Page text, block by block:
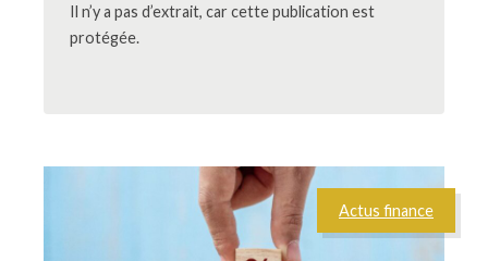
Il n’y a pas d’extrait, car cette publication est
protégée.
Actus finance